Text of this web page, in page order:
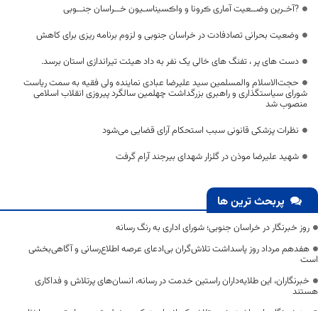
?آخـرین وضــعیت آماری ڪرونا و واڪسیناسـیون خــراسان جنــوبی
وضعیت بحرانی تصادفادت در خراسان جنوبی و لزوم برنامه ریزی برای کاهش
دست های پر ، تفنگ های خالی یک نفر به داد هیئت تیراندازی استان برسد.
حجت‌الاسلام والمسلمین سید علیرضا عبادی نماینده ولی فقیه به سمت ریاست
شورای سیاستگذاری و راهبری بزرگداشت چهلمین سالگرد پیروزی انقلاب اسلامی
منصوب شد
نظرات پزشکی قانونی سبب استحکام آرای قضایی می‌شود
شهید علیرضا موذن در گلزار شهدای بیرجند آرام گرفت
پربحث ترین ها
روز خبرنگار در خراسان جنوبی؛ شورای اداری به رنگ رسانه
هفدهم مرداد روز پاسداشت تلاش‌گران بی‌ادعای عرصه اطلاع‌رسانی و آگاهی‌بخشی
است
خبرنگاران، این طلایه‌داران راستین خدمت در رسانه، انسان‌های پرتلاش و فداکاری
هستند